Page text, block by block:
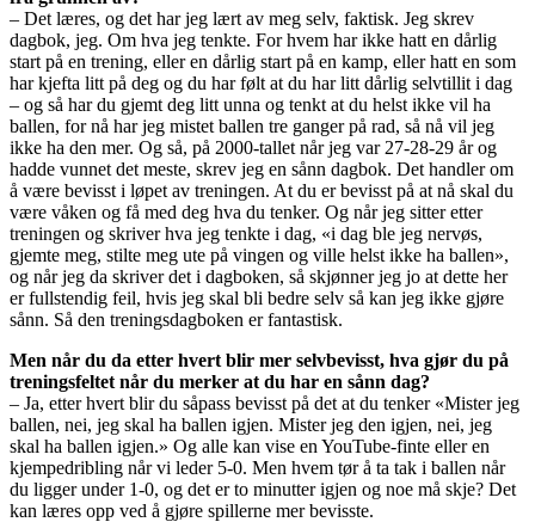
– Det læres, og det har jeg lært av meg selv, faktisk. Jeg skrev
dagbok, jeg. Om hva jeg tenkte. For hvem har ikke hatt en dårlig
start på en trening, eller en dårlig start på en kamp, eller hatt en som
har kjefta litt på deg og du har følt at du har litt dårlig selvtillit i dag
– og så har du gjemt deg litt unna og tenkt at du helst ikke vil ha
ballen, for nå har jeg mistet ballen tre ganger på rad, så nå vil jeg
ikke ha den mer. Og så, på 2000-tallet når jeg var 27-28-29 år og
hadde vunnet det meste, skrev jeg en sånn dagbok. Det handler om
å være bevisst i løpet av treningen. At du er bevisst på at nå skal du
være våken og få med deg hva du tenker. Og når jeg sitter etter
treningen og skriver hva jeg tenkte i dag, «i dag ble jeg nervøs,
gjemte meg, stilte meg ute på vingen og ville helst ikke ha ballen»,
og når jeg da skriver det i dagboken, så skjønner jeg jo at dette her
er fullstendig feil, hvis jeg skal bli bedre selv så kan jeg ikke gjøre
sånn. Så den treningsdagboken er fantastisk.
Men når du da etter hvert blir mer selvbevisst, hva gjør du på
treningsfeltet når du merker at du har en sånn dag?
– Ja, etter hvert blir du såpass bevisst på det at du tenker «Mister jeg
ballen, nei, jeg skal ha ballen igjen. Mister jeg den igjen, nei, jeg
skal ha ballen igjen.» Og alle kan vise en YouTube-finte eller en
kjempedribling når vi leder 5-0. Men hvem tør å ta tak i ballen når
du ligger under 1-0, og det er to minutter igjen og noe må skje? Det
kan læres opp ved å gjøre spillerne mer bevisste.